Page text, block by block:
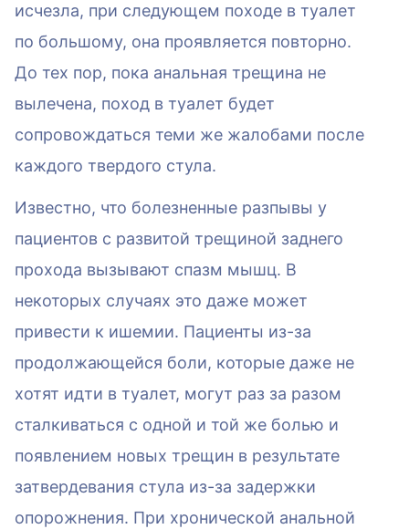
исчезла, при следующем походе в туалет
по большому, она проявляется повторно.
До тех пор, пока анальная трещина не
вылечена, поход в туалет будет
сопровождаться теми же жалобами после
каждого твердого стула.
Известно, что болезненные разпывы у
пациентов с развитой трещиной заднего
прохода вызывают спазм мышц. В
некоторых случаях это даже может
привести к ишемии. Пациенты из-за
продолжающейся боли, которые даже не
хотят идти в туалет, могут раз за разом
сталкиваться с одной и той же болью и
появлением новых трещин в результате
затвердевания стула из-за задержки
опорожнения. При хронической анальной